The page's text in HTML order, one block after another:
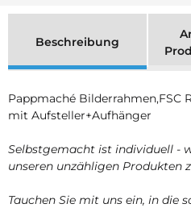
Beschreibung
Pappmaché Bilderrahmen,FSC
mit Aufsteller+Aufhänger
Selbstgemacht ist individuell -
unseren unzähligen Produkten
Tauchen Sie mit uns ein, in die